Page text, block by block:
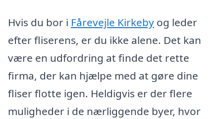
Hvis du bor i Fårevejle Kirkeby og leder
efter fliserens, er du ikke alene. Det kan
være en udfordring at finde det rette
firma, der kan hjælpe med at gøre dine
fliser flotte igen. Heldigvis er der flere
muligheder i de nærliggende byer, hvor